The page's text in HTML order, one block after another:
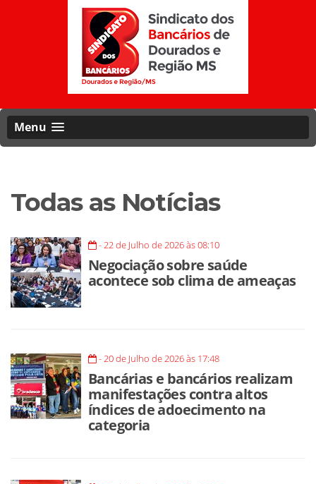
Menu
Todas as Notícias
- 22 de Julho de 2026 às 08:10
Negociação sobre saúde
acontece sob clima de ameaças
- 20 de Julho de 2026 às 17:48
Bancárias e bancários realizam
manifestações contra altos
índices de adoecimento na
categoria